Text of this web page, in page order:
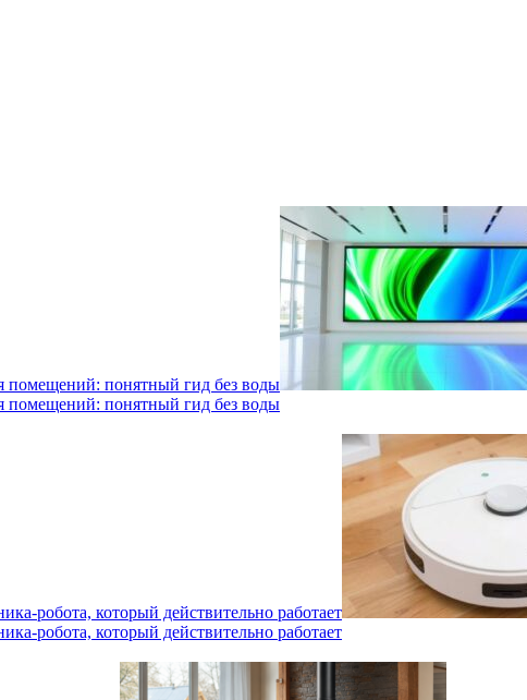
помещений: понятный гид без воды
помещений: понятный гид без воды
который действительно работает
который действительно работает